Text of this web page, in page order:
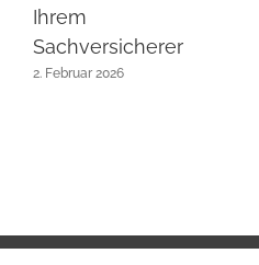
Ihrem
Sachversicherer
2. Februar 2026